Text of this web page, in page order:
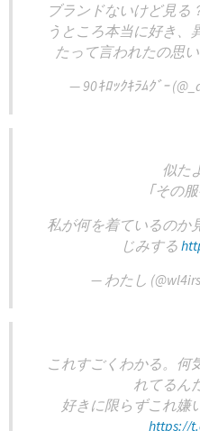
ブランドないけど見る
うところ本当に好き、
たって言われたの思
— 90ｷﾛｯｸｷﾗﾑｸﾞｰ
似た
｢その
私が何を着ているのか
じみする
— わたし
これすごくわかる。何
れてるん
好きに限らずこれ嫌
https://